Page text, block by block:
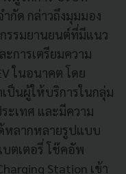
กัด กล่าวถึงมุมมอง
รรมยานยนต์ที่มีแนว
ะการเตรียมความ
ในอนาคต โดย
เป็นผู้ให้บริการในกลุ่ม
ะเทศ และมีความ
หลากหลายรูปแบบ
บตเตอรี่ โช๊คอัพ
Station เข้า